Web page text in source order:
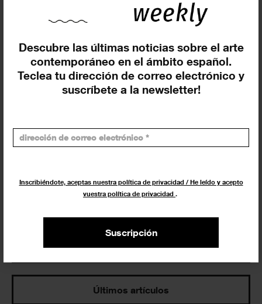
Descubre las últimas noticias sobre el arte
contemporáneo en el ámbito español.
Teclea tu dirección de correo electrónico y
suscríbete a la newsletter!
Inscribiéndote, aceptas nuestra política de privacidad / He leído y acepto
vuestra política de privacidad .
Suscripción
Exposiciones y actividades en tu ciudad
Los más leídos
Últimos artículos